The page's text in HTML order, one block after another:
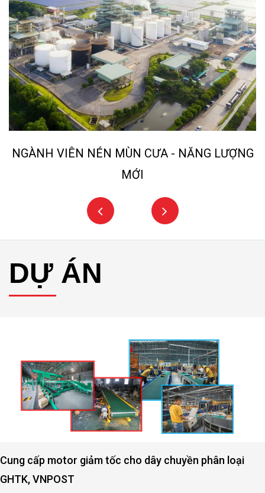
MỚI
DỰ ÁN
GHTK, VNPOST
Cung cấp motor giảm tốc cho dây chuyền phân loại GHTK,